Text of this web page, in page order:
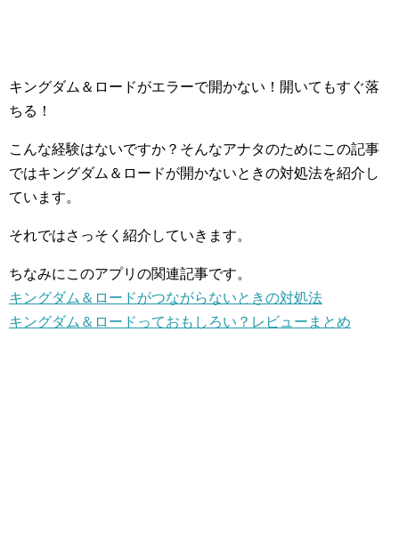
キングダム＆ロードがエラーで開かない！開いてもすぐ落
ちる！
こんな経験はないですか？そんなアナタのためにこの記事
ではキングダム＆ロードが開かないときの対処法を紹介し
ています。
それではさっそく紹介していきます。
ちなみにこのアプリの関連記事です。
キングダム＆ロードがつながらないときの対処法
キングダム＆ロードっておもしろい？レビューまとめ